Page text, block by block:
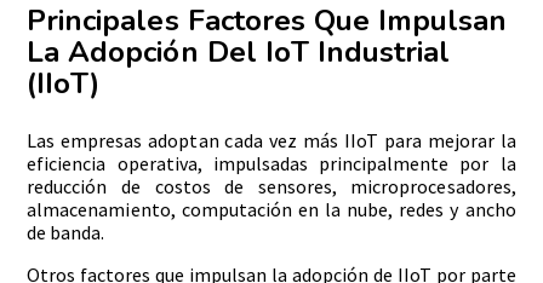
Principales Factores Que Impulsan
La Adopción Del IoT Industrial
(IIoT)
Las empresas adoptan cada vez más IIoT para mejorar la
eficiencia operativa, impulsadas principalmente por la
reducción de costos de sensores, microprocesadores,
almacenamiento, computación en la nube, redes y ancho
de banda.
Otros factores que impulsan la adopción de IIoT por parte